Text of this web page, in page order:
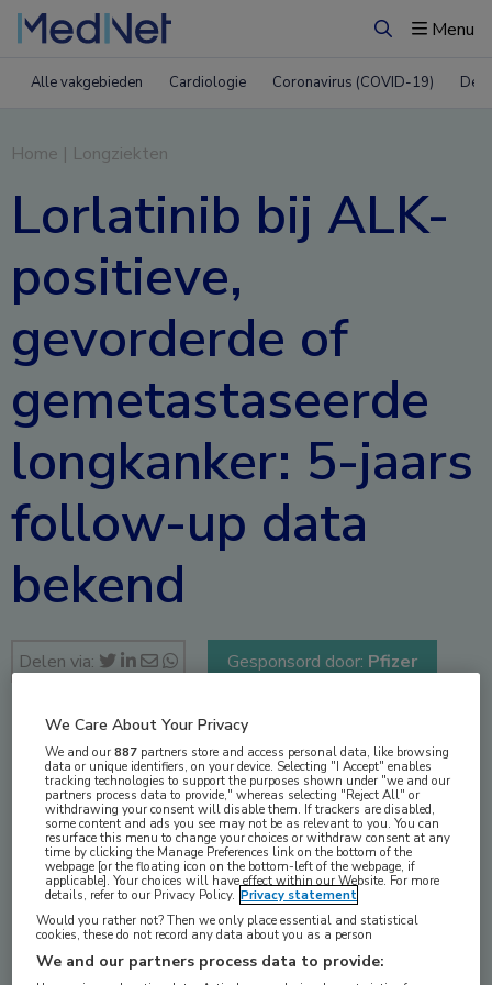
ZoekenMenu
Alle vakgebieden Cardiologie Coronavirus (COVID-19)
Home | Longziekten
Lorlatinib bij ALK-
positieve,
gevorderde of
gemetastaseerde
longkanker: 5-jaars
follow-up data
bekend
Delen via: Gesponsord door: Pfizer
mei 2025
Vakgebieden:
Longziekten,Oncologie
Aandachtsgebieden:
Longoncologie
We Care About Your Privacy
We and our887 partners store and access personal data, like browsing
data or unique identifiers, on your device. Selecting "I Accept" enables
tracking technologies to support the purposes shown under "we and our
partners process data to provide," whereas selecting "Reject All" or
withdrawing your consent will disable them. If trackers are disabled,
some content and ads you see may not be as relevant to you. You can
resurface this menu to change your choices or withdraw consent at any
time by clicking the Manage Preferences link on the bottom of the
webpage [or the floating icon on the bottom-left of the webpage, if
applicable]. Your choices will have effect within our Website. For more
details, refer to our Privacy Policy. Privacy statement
Would you rather not? Then we only place essential and statistical
cookies, these do not record any data about you as a person
We and our partners process data to provide: